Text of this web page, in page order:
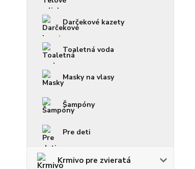
Darčekové kazety
Toaletná voda
Masky na vlasy
Šampóny
Pre deti
Krmivo pre zvieratá